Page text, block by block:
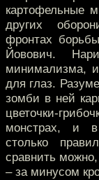
картофельные
других
фронтах
Йовович.
минимализма,
для глаз.
зомби в ней
цветочки-
монстрах, и в
столько
сравнить
– за минусом